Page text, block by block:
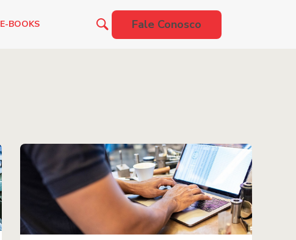
E-BOOKS Fale Conosco